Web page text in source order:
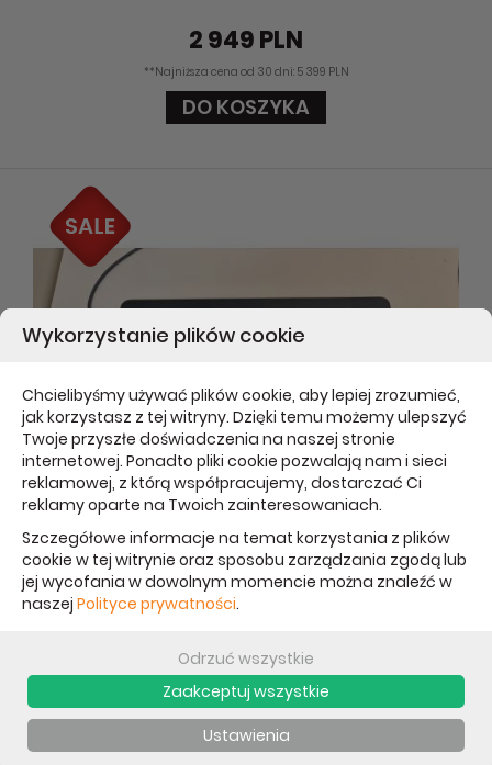
2 949 PLN
**Najniższa cena od 30 dni: 5 399 PLN
DO KOSZYKA
Outlet Apple MacBook Air 13 M2 16GB 256GB SSD 8
3 499 PLN
**Najniższa cena od 30 dni: 3 449 PLN
Wykorzystanie plików cookie
Chcielibyśmy używać plików cookie, aby lepiej zrozumieć,
jak korzystasz z tej witryny. Dzięki temu możemy ulepszyć
Twoje przyszłe doświadczenia na naszej stronie
internetowej. Ponadto pliki cookie pozwalają nam i sieci
reklamowej, z którą współpracujemy, dostarczać Ci
reklamy oparte na Twoich zainteresowaniach.
Szczegółowe informacje na temat korzystania z plików
cookie w tej witrynie oraz sposobu zarządzania zgodą lub
jej wycofania w dowolnym momencie można znaleźć w
naszej Polityce prywatności.
Odrzuć wszystkie
Zaakceptuj wszystkie
Ustawienia